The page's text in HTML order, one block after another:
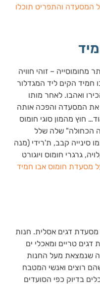
המסעדה והתפריט תוכלו
– זוהי חוויה
חמיד הקים ליד המגדלור
ואהבו. לאחר מותו
את המסעדה והפכה אותה
חוץ מהמון סוגי חומוס
הכחולה" שלה שלל
סינייה קבב, ת'רידי (מנה
גרגרי חומוס ויוגורט
מסעדת חומוס אבו חמיד
דגים אסלית. חנות
טריים ומאכלי ים
שנמצאת מעל החנות
רוצים ואנשי המטבח
בדיוק כפי הסועדים